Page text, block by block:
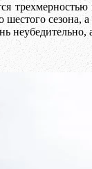
сезона, а
неубедительно,